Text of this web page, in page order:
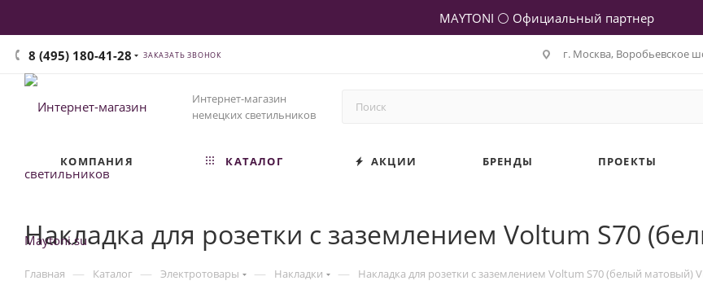
MAYTONI ⚪ Официальный партнер
8 (495) 180-41-28 ЗАКАЗАТЬ ЗВОНОК г. Москва, Воробьевское
Интернет-магазин
немецких светильников
КОМПАНИЯ КАТАЛОГ АКЦИИ БРЕНДЫ ПРОЕКТЫ
Накладка для розетки с заземлением Voltum S70
Главная — Каталог — Электротовары — Накладки — Накладка для розетки с заземлением Voltum S70 (белый матовый)